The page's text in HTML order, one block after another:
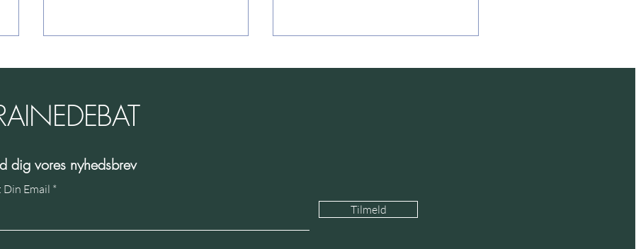
Hvorfor faldt Ukraine fra
dig vores nyhedsbrev
Din Email
Tilmeld